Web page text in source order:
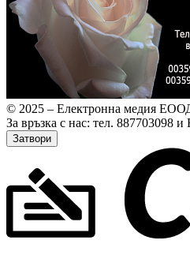
© 2025 – Електронна медия
За връзка с нас: тел. 887703098 и
Затвори